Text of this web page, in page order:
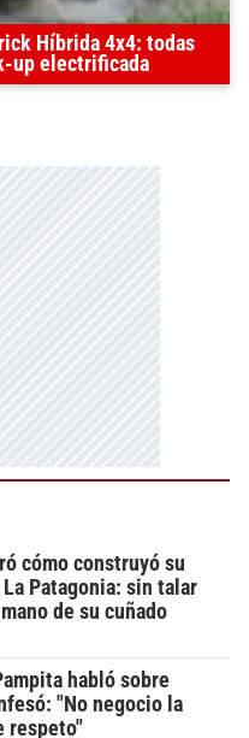
Híbrida 4x4: todas
up electrificada
cómo construyó su
Patagonia: sin talar
de su cuñado
habló sobre
"No negocio la
respeto"